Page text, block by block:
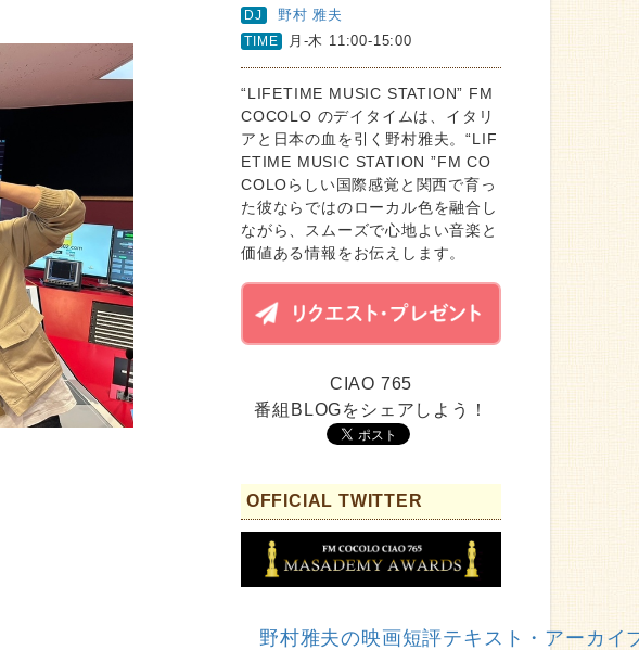
DJ 野村 雅夫
TIME 月-木 11:00-15:00
“LIFETIME MUSIC STATION” FM
COCOLO のデイタイムは、イタリ
アと日本の血を引く野村雅夫。“LIF
ETIME MUSIC STATION ”FM CO
COLOらしい国際感覚と関西で育っ
た彼ならではのローカル色を融合し
ながら、スムーズで心地よい音楽と
価値ある情報をお伝えします。
CIAO 765
番組BLOGをシェアしよう！
OFFICIAL TWITTER
野村雅夫の映画短評テキスト・アーカイ